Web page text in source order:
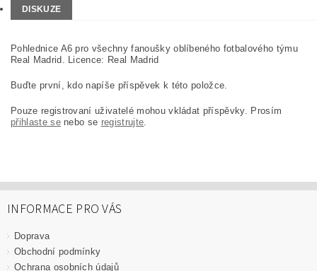
DISKUZE
Pohlednice A6 pro všechny fanoušky oblíbeného fotbalového týmu
Real Madrid. Licence: Real Madrid
Buďte první, kdo napíše příspěvek k této položce.
Pouze registrovaní uživatelé mohou vkládat příspěvky. Prosím
přihlaste senebo se registrujte.
INFORMACE PRO VÁS
Doprava
Obchodní podmínky
Ochrana osobních údajů